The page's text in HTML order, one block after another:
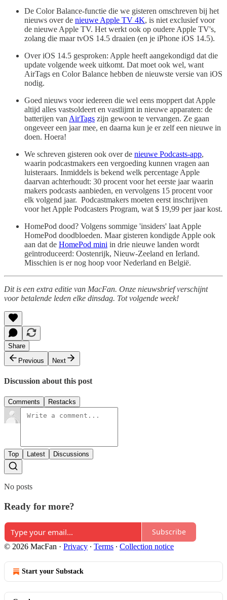
De Color Balance-functie die we gisteren omschreven bij het
nieuws over de nieuwe Apple TV 4K, is niet exclusief voor
de nieuwe Apple TV. Het werkt ook op oudere Apple TV's,
zolang die maar tvOS 14.5 draaien (en je iPhone iOS 14.5).
Over iOS 14.5 gesproken: Apple heeft aangekondigd dat die
update volgende week uitkomt. Dat moet ook wel, want
AirTags en Color Balance hebben de nieuwste versie van iOS
nodig.
Goed nieuws voor iedereen die wel eens moppert dat Apple
altijd alles vastsoldeert en vastlijmt in nieuwe apparaten: de
batterijen van AirTags zijn gewoon te vervangen. Ze gaan
ongeveer een jaar mee, en daarna kun je er zelf een nieuwe in
doen. Hoera!
We schreven gisteren ook over de nieuwe Podcasts-app,
waarin podcastmakers een vergoeding kunnen vragen aan
luisteraars. Inmiddels is bekend welk percentage Apple
daarvan achterhoudt: 30 procent voor het eerste jaar waarin
makers podcasts aanbieden, en vervolgens 15 procent voor
elk volgend jaar. Podcastmakers moeten eerst inschrijven
voor het Apple Podcasters Program, wat $ 19,99 per jaar kost.
HomePod dood? Volgens sommige 'insiders' laat Apple
HomePod doodbloeden. Maar gisteren kondigde Apple ook
aan dat de HomePod mini in drie nieuwe landen wordt
geïntroduceerd: Oostenrijk, Nieuw-Zeeland en Ierland.
Misschien is er nog hoop voor Nederland en België.
Dit is een extra editie van MacFan. Onze nieuwsbrief verschijnt
voor betalende leden elke dinsdag. Tot volgende week!
Share
Previous
Next
Discussion about this post
Comments Restacks
Top Latest Discussions
No posts
Ready for more?
Subscribe
© 2026 MacFan · Privacy ∙ Terms ∙ Collection notice
Start your Substack